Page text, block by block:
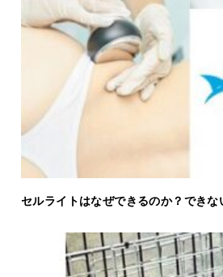
セルライトはなぜできるのか？できな